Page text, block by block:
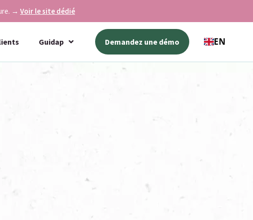
→ Voir le site dédié
Guidap Demandez une démo EN